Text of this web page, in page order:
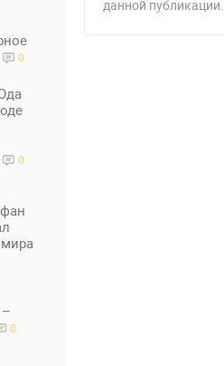
0
0
0
данной публикации.